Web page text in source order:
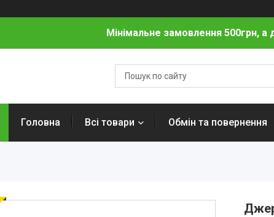
Мінімальне замовлення 500грн, а
Головна Всі товари Обмін та повернення